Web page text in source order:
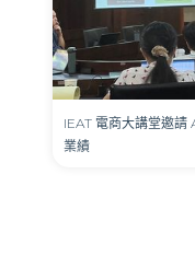
IEAT 電商大講堂邀請
業績